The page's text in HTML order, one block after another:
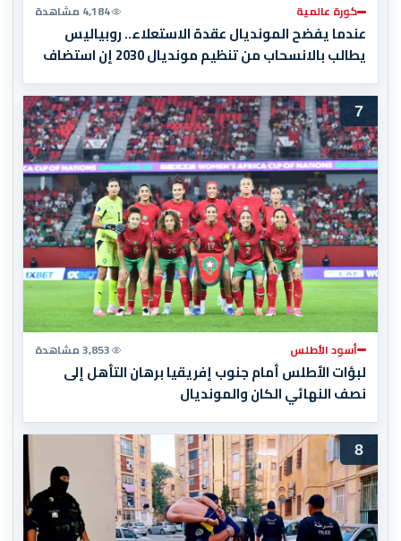
كورة عالمية 4,184 مشاهدة
عندما يفضح المونديال عقدة الاستعلاء.. روبياليس
يطالب بالانسحاب من تنظيم مونديال 2030 إن استضاف
المغرب المباراة النهائية!
7
أسود الأطلس 3,853 مشاهدة
لبؤات الأطلس أمام جنوب إفريقيا برهان التأهل إلى
نصف النهائي الكان والمونديال
8